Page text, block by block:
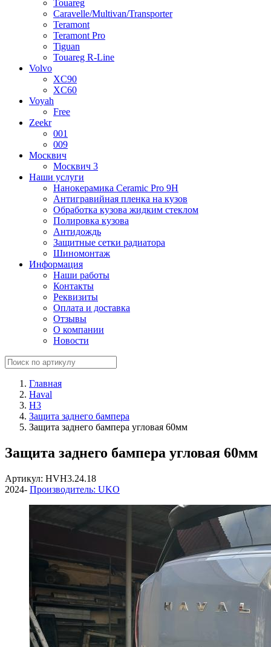
Touareg
Caravelle/Multivan/Transporter
Teramont
Teramont Pro
Tiguan
Touareg R-Line
Volvo
XC90
XC60
Voyah
Free
Zeekr
001
009
Москвич
Москвич 3
Наши услуги
Нанокерамика Ceramic Pro 9H
Антигравийная пленка на кузов
Обработка кузова жидким стеклом
Полировка кузова
Антидождь
Защитные сетки радиатора
Шиномонтаж
Информация
Наши работы
Контакты
Реквизиты
Оплата и доставка
Отзывы
О компании
Новости
Главная
Haval
H3
Защита заднего бампера
Защита заднего бампера угловая 60мм
Защита заднего бампера угловая 60мм
Артикул: HVH3.24.18
2024- Производитель: UKO